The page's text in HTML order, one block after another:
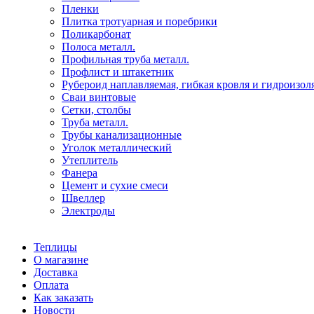
Пленки
Плитка тротуарная и поребрики
Поликарбонат
Полоса металл.
Профильная труба металл.
Профлист и штакетник
Рубероид наплавляемая, гибкая кровля и
Сваи винтовые
Сетки, столбы
Труба металл.
Трубы канализационные
Уголок металлический
Утеплитель
Фанера
Цемент и сухие смеси
Швеллер
Электроды
Теплицы
О магазине
Доставка
Оплата
Как заказать
Новости